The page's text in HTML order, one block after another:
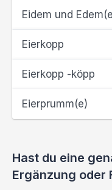
Eidem und
Eierkopp
Eierkopp -köpp
Eierprumm(e)
Hast du eine
Ergänzung